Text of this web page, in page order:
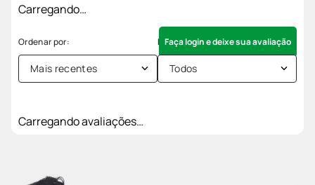
Carregando…
Faça login e deixe sua avaliação
Mais recentes Todos
Carregando avaliações…